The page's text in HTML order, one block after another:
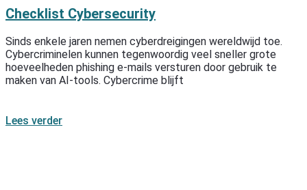
Checklist Cybersecurity
Sinds enkele jaren nemen cyberdreigingen wereldwijd toe.
Cybercriminelen kunnen tegenwoordig veel sneller grote
hoeveelheden phishing e-mails versturen door gebruik te
maken van AI-tools. Cybercrime blijft
Lees verder